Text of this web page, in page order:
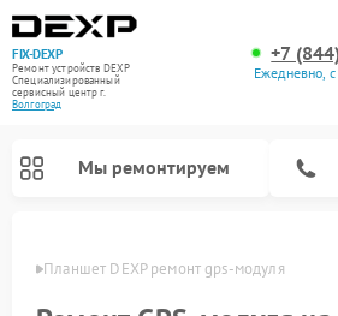
FIX-DEXP
Ремонт устройств DEXP
Специализированный
cервисный центр г.
Волгоград
+7
Ежедневно,
Мы ремонтируем
Планшет DEXP ремонт gps-модуля